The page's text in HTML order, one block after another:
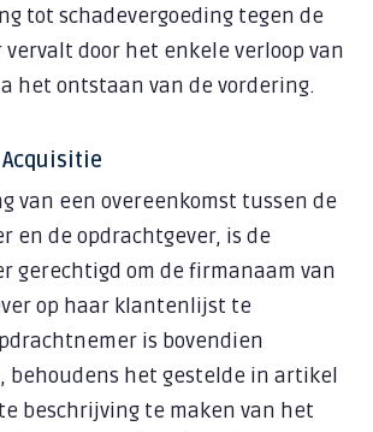
tot schadevergoeding tegen de
door het enkele verloop van
het ontstaan van de vordering.
van een overeenkomst tussen de
en de opdrachtgever, is de
gerechtigd om de firmanaam van
op haar klantenlijst te
is bovendien
behoudens het gestelde in artikel
beschrijving te maken van het